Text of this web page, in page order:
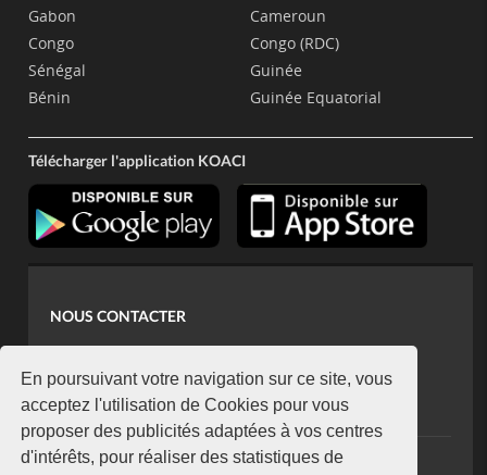
En poursuivant votre navigation sur ce site, vous
acceptez l'utilisation de Cookies pour vous
proposer des publicités adaptées à vos centres
d'intérêts, pour réaliser des statistiques de
Gabon
Congo
Sénégal
Bénin
Cameroun
Congo (RDC)
Guinée
Guinée Equatorial
Télécharger l'application KOACI
NOUS CONTACTER
koaci@yahoo.fr
+225 07 08 85 52 93